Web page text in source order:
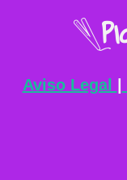
Aviso Legal